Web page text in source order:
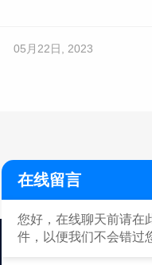
05月22日, 2023
在线留言
您好，在线聊天前请在
件，以便我们不会错过